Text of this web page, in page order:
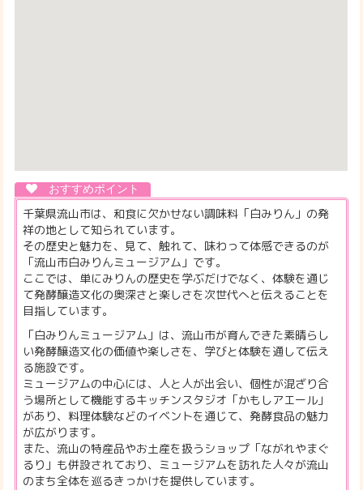
千葉県流山市は、和食に欠かせない調味料「白みりん」の発
祥の地として知られています。
その歴史と魅力を、見て、触れて、味わって体感できるのが
「流山市白みりんミュージアム」です。
ここでは、単にみりんの歴史を学ぶだけでなく、体験を通じ
て発酵醸造文化の奥深さと楽しさを次世代へと伝えることを
目指しています。
「白みりんミュージアム」は、流山市が育んできた素晴らし
い発酵醸造文化の価値や楽しさを、学びと体験を通して伝え
る施設です。
ミュージアムの中心には、人と人が出会い、個性が混ざり合
う場所として機能するキッチンスタジオ「かもしアエール」
があり、料理体験などのイベントを通じて、発酵食品の魅力
が広がります。
また、流山の特産品やお土産を扱うショップ「ながれやまぐ
るり」も併設されており、ミュージアムを訪れた人々が流山
のまち全体を巡るきっかけを提供しています。